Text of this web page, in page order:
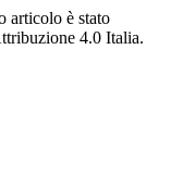
articolo è stato
4.0 Italia.